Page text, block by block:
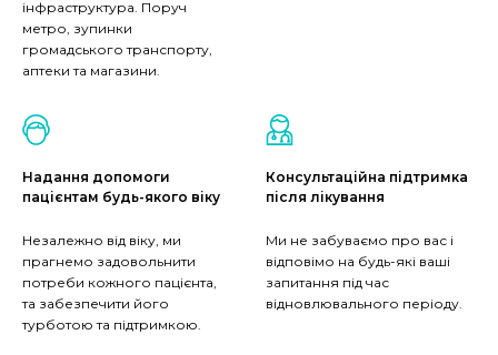
інфраструктура. Поруч
метро, зупинки
громадського транспорту,
аптеки та магазини.
Надання допомоги
пацієнтам будь-якого віку
Незалежно від віку, ми
прагнемо задовольнити
потреби кожного пацієнта,
та забезпечити його
турботою та підтримкою.
Консультаційна підтримка
після лікування
Ми не забуваємо про вас і
відповімо на будь-які ваші
запитання під час
відновлювального періоду.